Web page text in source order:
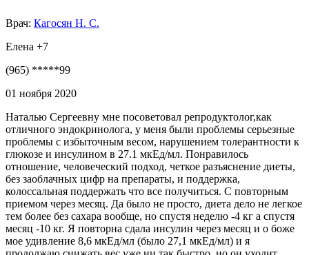
Врач: Кагосян Н. С.
Елена +7
(965) *****99
01 ноября 2020
Наталью Сергеевну мне посоветовал репродуктолог,как
отличного эндокринолога, у меня были проблемы серьезные
проблемы с избыточным весом, нарушением толерантности к
глюкозе и инсулином в 27.1 мкЕд/мл. Понравилось
отношение, человеческий подход, четкое разъяснение диеты,
без заоблачных цифр на препараты, и поддержка,
колоссальная поддержать что все получиться. С повторным
приемом через месяц. Да было не просто, диета дело не легкое
тем более без сахара вообще, но спустя неделю -4 кг а спустя
месяц -10 кг. Я повторна сдала инсулин через месяц и о боже
мое удивление 8,6 мкЕд/мл (было 27,1 мкЕд/мл) и я